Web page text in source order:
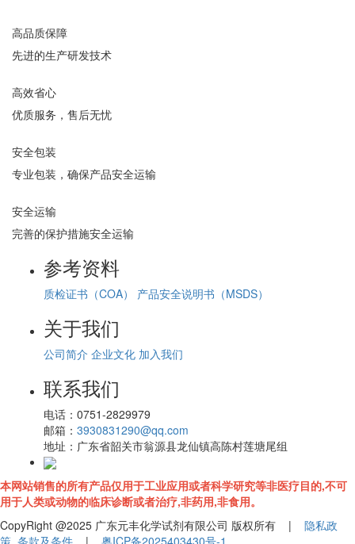
高品质保障
先进的生产研发技术
高效省心
优质服务，售后无忧
安全包装
专业包装，确保产品安全运输
安全运输
完善的保护措施安全运输
参考资料
质检证书（COA） 产品安全说明书（MSDS）
关于我们
公司简介 企业文化 加入我们
联系我们
电话： 0751-2829979
邮箱： 3930831290@qq.com
地址： 广东省韶关市翁源县龙仙镇高陈村莲塘尾组
本网站销售的所有产品仅用于工业应用或者科学研究等非医疗目的,不可
用于人类或动物的临床诊断或者治疗,非药用,非食用。
CopyRight @2025 广东元丰化学试剂有限公司 版权所有 | 隐私政